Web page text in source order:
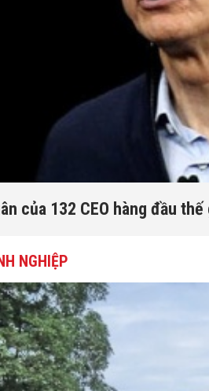
của 132 CEO hàng đầu
NGHIỆP